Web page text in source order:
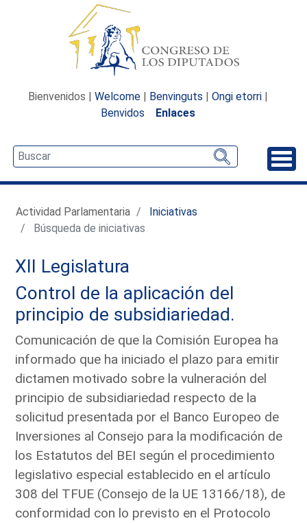
Bienvenidos | Welcome | Benvinguts | Ongi etorri |
Benvidos
Enlaces
Actividad Parlamentaria
Iniciativas
Búsqueda de iniciativas
XII Legislatura
Control de la aplicación del
principio de subsidiariedad.
Comunicación de que la Comisión Europea ha
informado que ha iniciado el plazo para emitir
dictamen motivado sobre la vulneración del
principio de subsidiariedad respecto de la
solicitud presentada por el Banco Europeo de
Inversiones al Consejo para la modificación de
los Estatutos del BEI según el procedimiento
legislativo especial establecido en el artículo
308 del TFUE (Consejo de la UE 13166/18), de
conformidad con lo previsto en el Protocolo